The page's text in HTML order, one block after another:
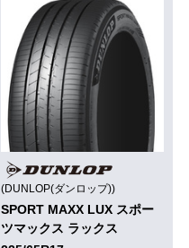
(DUNLOP(ダンロップ))
SPORT MAXX LUX スポー
ツマックス ラックス